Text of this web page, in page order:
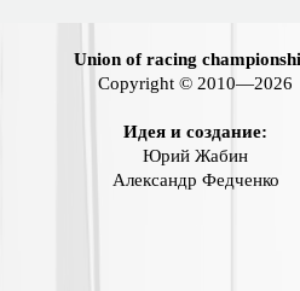
Union of racing
Copyright © 2010—2026
Идея и создание:
Юрий Жабин
Александр Федченко